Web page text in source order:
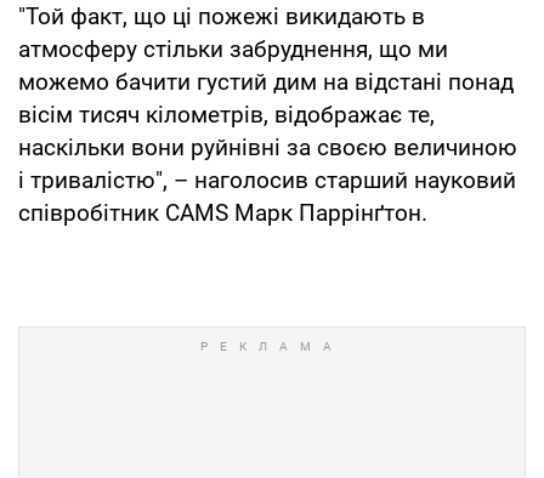
"Той факт, що ці пожежі викидають в
атмосферу стільки забруднення, що ми
можемо бачити густий дим на відстані понад
вісім тисяч кілометрів, відображає те,
наскільки вони руйнівні за своєю величиною
і тривалістю", – наголосив старший науковий
співробітник CAMS Марк Паррінґтон.